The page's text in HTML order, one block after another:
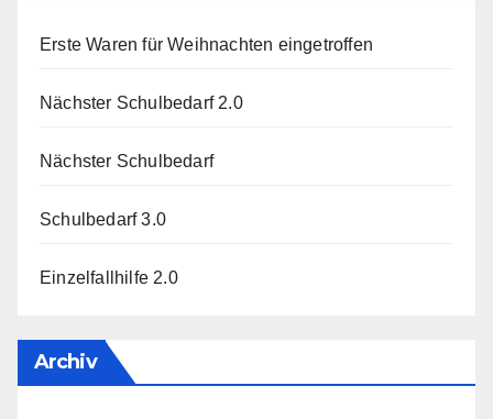
Erste Waren für Weihnachten eingetroffen
Nächster Schulbedarf 2.0
Nächster Schulbedarf
Schulbedarf 3.0
Einzelfallhilfe 2.0
Archiv